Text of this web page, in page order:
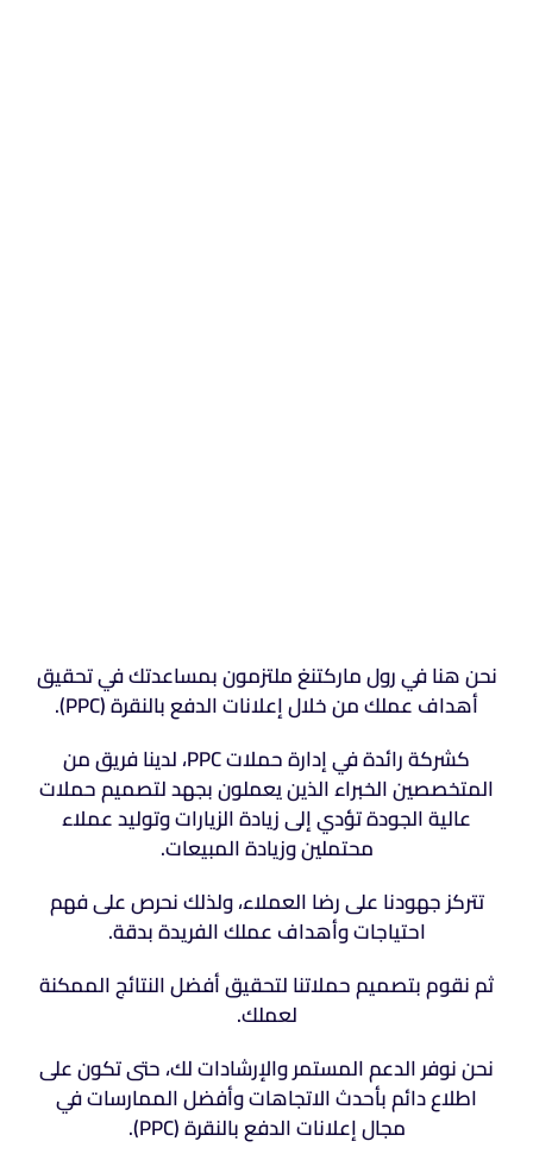
نحن هنا في رول ماركتنغ ملتزمون بمساعدتك في تحقيق
أهداف عملك من خلال إعلانات الدفع بالنقرة (PPC).
كشركة رائدة في إدارة حملات PPC، لدينا فريق من
المتخصصين الخبراء الذين يعملون بجهد لتصميم حملات
عالية الجودة تؤدي إلى زيادة الزيارات وتوليد عملاء
محتملين وزيادة المبيعات.
تتركز جهودنا على رضا العملاء، ولذلك نحرص على فهم
احتياجات وأهداف عملك الفريدة بدقة.
ثم نقوم بتصميم حملاتنا لتحقيق أفضل النتائج الممكنة
لعملك.
نحن نوفر الدعم المستمر والإرشادات لك، حتى تكون على
اطلاع دائم بأحدث الاتجاهات وأفضل الممارسات في
مجال إعلانات الدفع بالنقرة (PPC).